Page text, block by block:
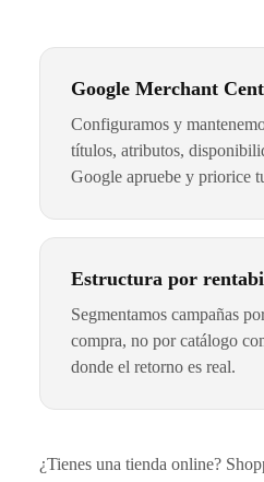
Google Merchant
Configuramos y
títulos, atributos,
Google apruebe y priorice
Estructura por
Segmentamos campañas
compra, no por catálogo
donde el retorno es real.
¿Tienes una tienda online?